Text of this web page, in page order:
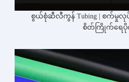
စွယ်စုံဆီလီကွန် Tubing | စက်မှုလု
စိတ်ကြိုက်ရေ